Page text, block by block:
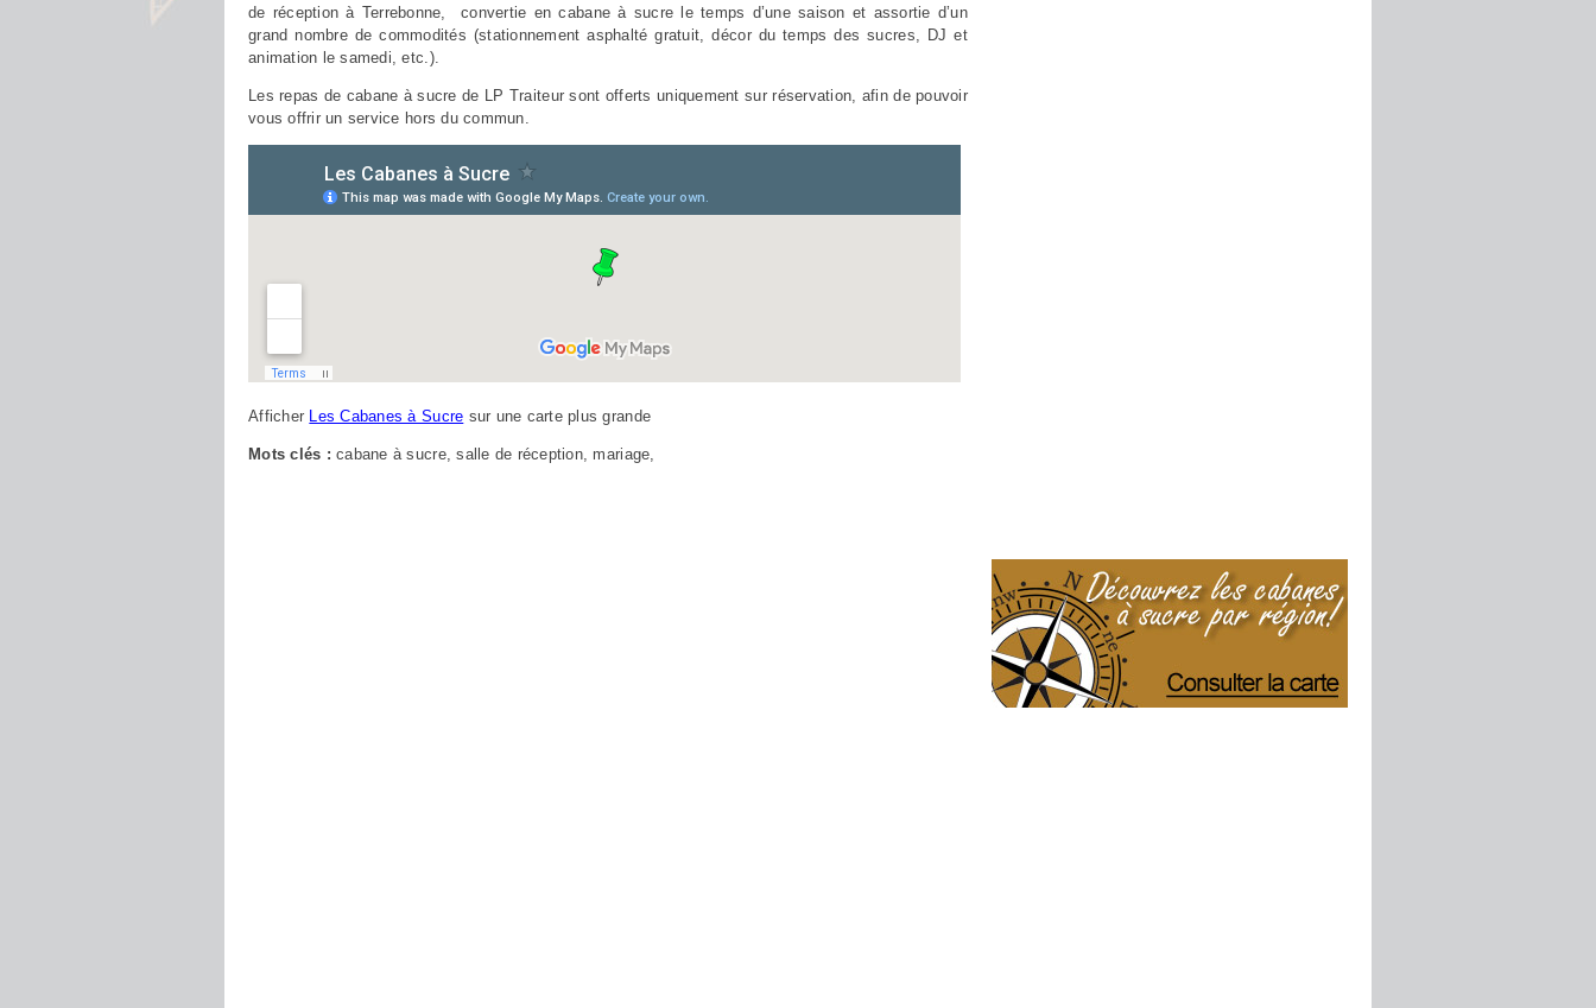
de réception à Terrebonne, convertie en cabane à sucre le temps d’une saison et assortie d’un
grand nombre de commodités (stationnement asphalté gratuit, décor du temps des sucres, DJ et
animation le samedi, etc.).
Les repas de cabane à sucre de LP Traiteur sont offerts uniquement sur réservation, afin de pouvoir
vous offrir un service hors du commun.
Afficher Les Cabanes à Sucre sur une carte plus grande
Mots clés : cabane à sucre, salle de réception, mariage,